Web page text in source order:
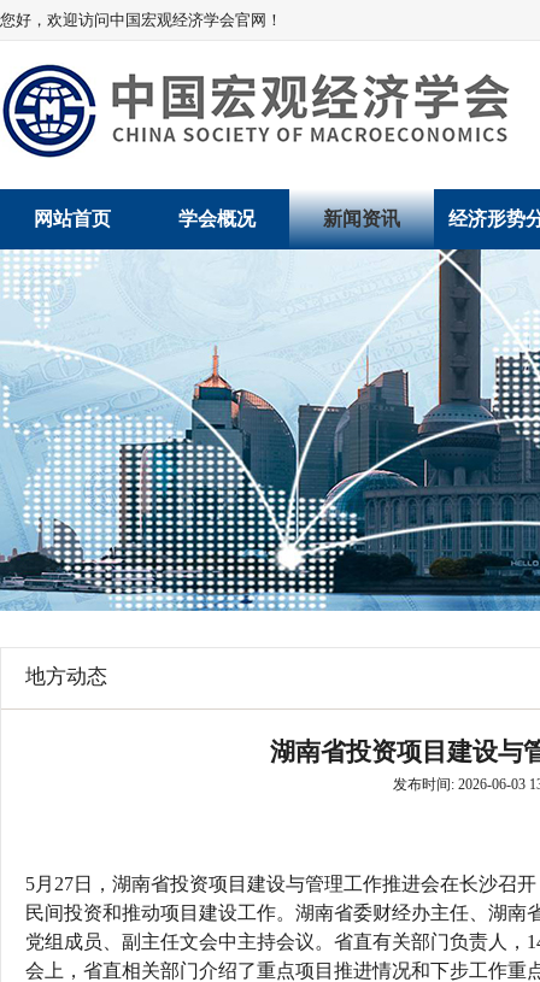
您好，欢迎访问中国宏观经济学会官网！
网站首页 学会概况
学术委员会
学会领导
组织机构
法律顾问
学会章程
新闻资讯
党建动态
学会动态
会员动态
地方动态
经济形势
经济数据
数说经济
经济运行与
产业发展
创新高技术
行
贸易与流
地方动态
湖南省投资项目建设与
发布时间: 2026-06-03
5月27日，湖南省投资项目建设与管理工作推进会在长沙召
民间投资和推动项目建设工作。湖南省委财经办主任、湖
党组成员、副主任文会中主持会议。省直有关部门负责人，
会上，省直相关部门介绍了重点项目推进情况和下步工作重